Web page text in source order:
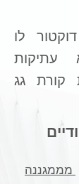
לו
עתיקות
קורת גג
מממגננה